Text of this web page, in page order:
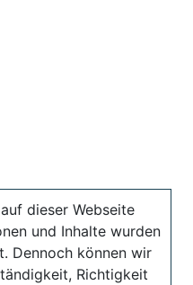
dieser Webseite
und Inhalte wurden
Dennoch können wir
Richtigkeit